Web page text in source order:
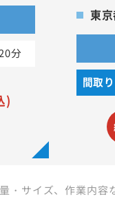
分
)
東
間取り
サイズ、作業内容